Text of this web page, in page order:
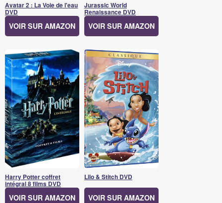
Avatar 2 : La Voie de l'eau
DVD
VOIR SUR AMAZON
Jurassic World
Renaissance DVD
VOIR SUR AMAZON
Harry Potter coffret
intégral 8 films DVD
VOIR SUR AMAZON
Lilo & Stitch DVD
VOIR SUR AMAZON